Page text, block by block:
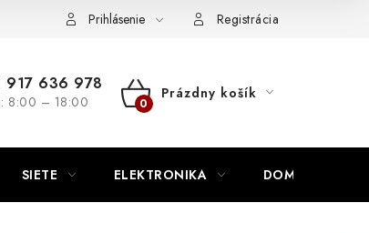
Napíšte námPrihlásenie Registrácia
917 636 978
8:00 – 18:00
NÁKUPNÝ
Prázdny košík
SIETE ELEKTRONIKA DOMÁCNOSŤ